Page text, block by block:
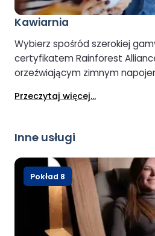
Kawiarnia
Wybierz spośród szerokiej
certyfikatem Rainforest
orzeźwiającym zimnym
kanapkę.
Przeczytaj więcej...
Inne usługi
Pokład 8